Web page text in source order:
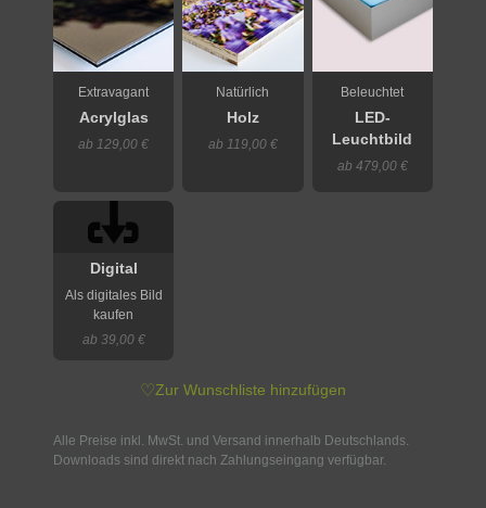
Extravagant
Acrylglas
ab 129,00 €
Natürlich
Holz
ab 119,00 €
Beleuchtet
LED-
Leuchtbild
ab 479,00 €
Digital
Als digitales Bild
kaufen
ab 39,00 €
♡Zur Wunschliste hinzufügen
Alle Preise inkl. MwSt. und Versand innerhalb Deutschlands.
Downloads sind direkt nach Zahlungseingang verfügbar.